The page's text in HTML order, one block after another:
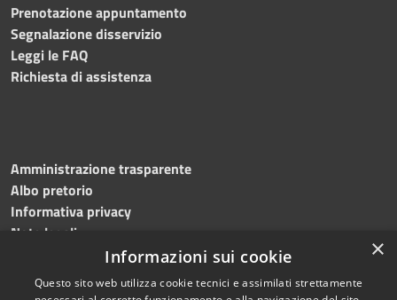
Prenotazione appuntamento
Segnalazione disservizio
Leggi le FAQ
Richiesta di assistenza
Amministrazione trasparente
Albo pretorio
Informativa privacy
Note legali
Dichiarazione di accessibilità
×
Informazioni sui cookie
Questo sito web utilizza cookie tecnici e assimilati strettamente